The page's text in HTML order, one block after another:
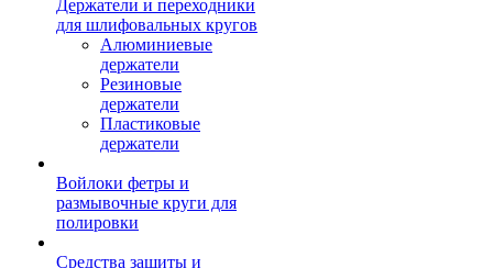
Держатели и переходники
для шлифовальных кругов
Алюминиевые
держатели
Резиновые
держатели
Пластиковые
держатели
Войлоки фетры и
размывочные круги для
полировки
Средства защиты и